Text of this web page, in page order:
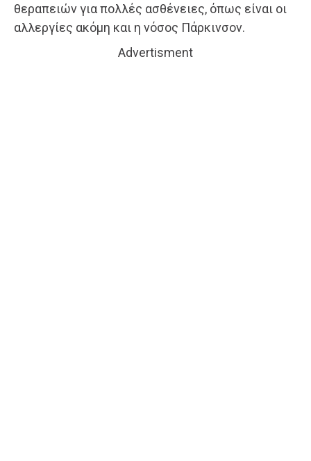
θεραπειών για πολλές ασθένειες, όπως είναι οι
αλλεργίες ακόμη και η νόσος Πάρκινσον.
Advertisment